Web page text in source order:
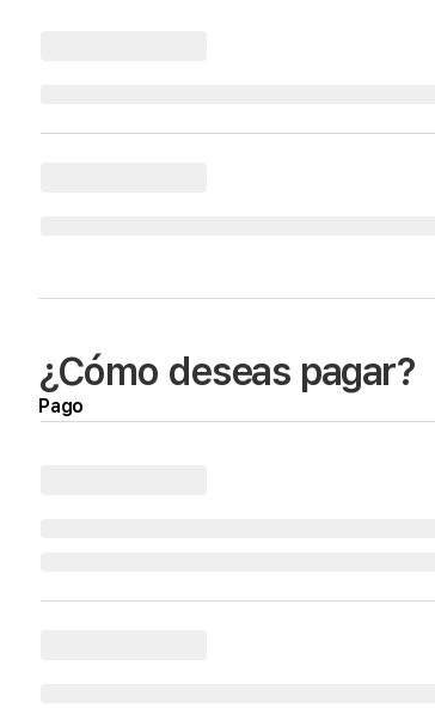
¿Cómo deseas pagar?
Pago